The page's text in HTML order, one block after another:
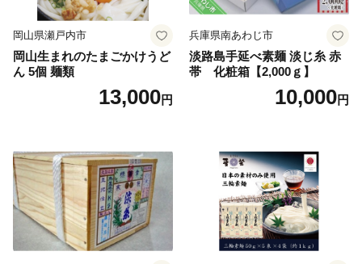
岡山県瀬戸内市
岡山生まれのたまごかけうど
ん 5個 麺類
13,000円
兵庫県南あわじ市
淡路島手延べ素麺 淡じ糸 赤
帯 化粧箱【2,000ｇ】
10,000円